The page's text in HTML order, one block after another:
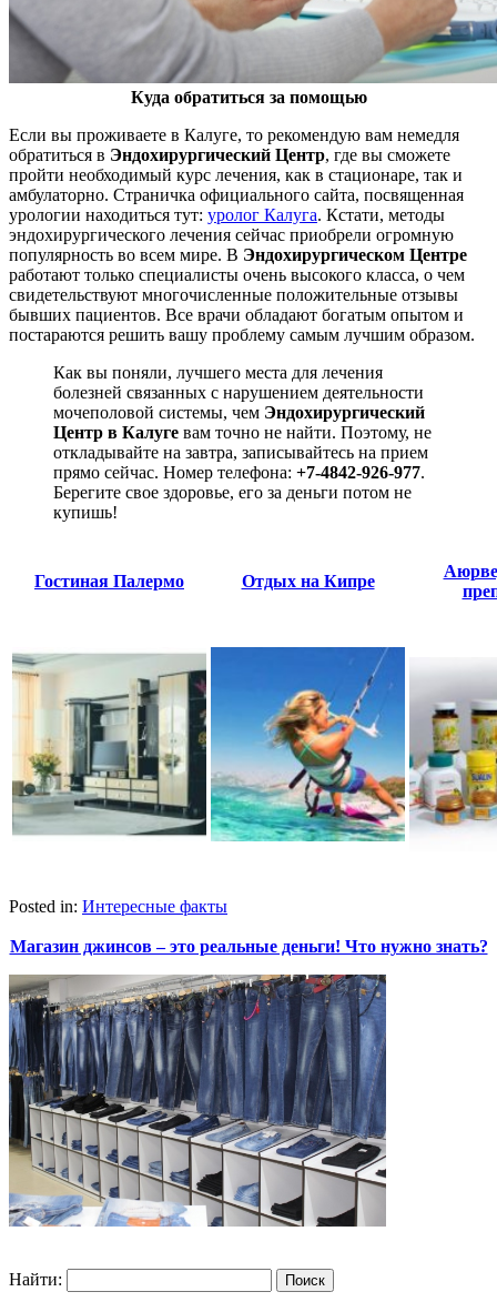
Куда обратиться за помощью
Если вы проживаете в Калуге, то рекомендую вам немедля
обратиться в Эндохирургический Центр, где вы сможете
пройти необходимый курс лечения, как в стационаре, так и
амбулаторно. Страничка официального сайта, посвященная
урологии находиться тут: уролог Калуга. Кстати, методы
эндохирургического лечения сейчас приобрели огромную
популярность во всем мире. В Эндохирургическом Центре
работают только специалисты очень высокого класса, о чем
свидетельствуют многочисленные положительные отзывы
бывших пациентов. Все врачи обладают богатым опытом и
постараются решить вашу проблему самым лучшим образом.
Как вы поняли, лучшего места для лечения
болезней связанных с нарушением деятельности
мочеполовой системы, чем Эндохирургический
Центр в Калуге вам точно не найти. Поэтому, не
откладывайте на завтра, записывайтесь на прием
прямо сейчас. Номер телефона: +7-4842-926-977.
Берегите свое здоровье, его за деньги потом не
купишь!
Гостиная Палермо Отдых на Кипре
Posted in: Интересные факты
Магазин джинсов – это реальные деньги! Что нужно знать?
Найти: